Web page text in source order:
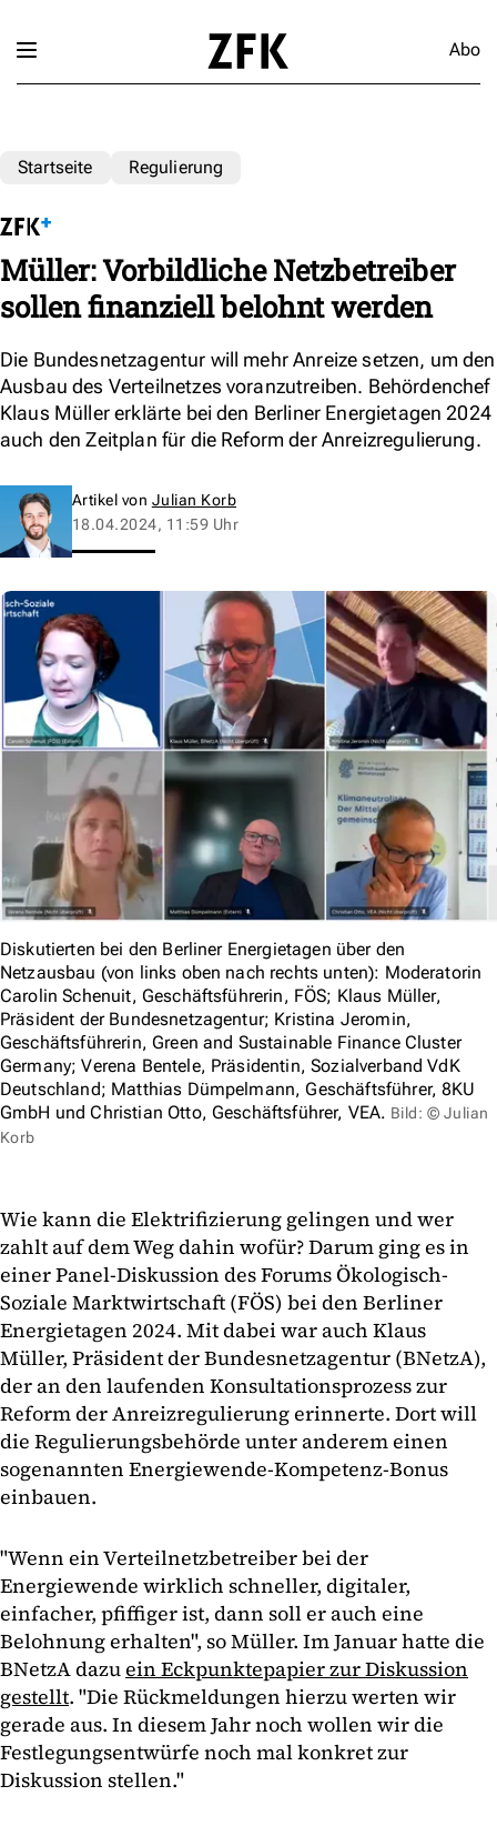
Abo
Startseite Regulierung
Müller: Vorbildliche Netzbetreiber
sollen finanziell belohnt werden
Die Bundesnetzagentur will mehr Anreize setzen, um den
Ausbau des Verteilnetzes voranzutreiben. Behördenchef
Klaus Müller erklärte bei den Berliner Energietagen 2024
auch den Zeitplan für die Reform der Anreizregulierung.
Artikel von Julian Korb
18.04.2024, 11:59 Uhr
Diskutierten bei den Berliner Energietagen über den
Netzausbau (von links oben nach rechts unten): Moderatorin
Carolin Schenuit, Geschäftsführerin, FÖS; Klaus Müller,
Präsident der Bundesnetzagentur; Kristina Jeromin,
Geschäftsführerin, Green and Sustainable Finance Cluster
Germany; Verena Bentele, Präsidentin, Sozialverband VdK
Deutschland; Matthias Dümpelmann, Geschäftsführer, 8KU
GmbH und Christian Otto, Geschäftsführer, VEA. Bild: © Julian
Korb
Wie kann die Elektrifizierung gelingen und wer
zahlt auf dem Weg dahin wofür? Darum ging es in
einer Panel-Diskussion des Forums Ökologisch-
Soziale Marktwirtschaft (FÖS) bei den Berliner
Energietagen 2024. Mit dabei war auch Klaus
Müller, Präsident der Bundesnetzagentur (BNetzA),
der an den laufenden Konsultationsprozess zur
Reform der Anreizregulierung erinnerte. Dort will
die Regulierungsbehörde unter anderem einen
sogenannten Energiewende-Kompetenz-Bonus
einbauen.
"Wenn ein Verteilnetzbetreiber bei der
Energiewende wirklich schneller, digitaler,
einfacher, pfiffiger ist, dann soll er auch eine
Belohnung erhalten", so Müller. Im Januar hatte die
BNetzA dazuein Eckpunktepapier zur Diskussion
gestellt. "Die Rückmeldungen hierzu werten wir
gerade aus. In diesem Jahr noch wollen wir die
Festlegungsentwürfe noch mal konkret zur
Diskussion stellen."